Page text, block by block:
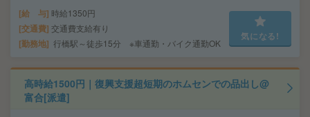
給 与 時給1350円
交通費 交通費支給有り
勤務地 行橋駅～徒歩15分 ※車通勤・バイク通勤OK
気になる!
高時給1500円｜復興支援超短期のホムセンでの品出し@
富合[派遣]